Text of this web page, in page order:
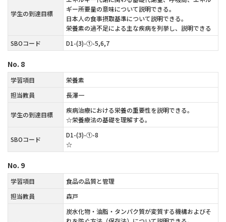
学生の到達目標
ギー所要量の意味について説明できる。
日本人の食事摂取基準について説明できる。
栄養素の過不足による主な疾病を列挙し、説明できる
SBOコード
D1-(3)-①-5,6,7
No. 8
学習項目
栄養素
担当教員
長澤一
学生の到達目標
疾病治療における栄養の重要性を説明できる。
☆栄養療法の基礎を理解する。
SBOコード
D1-(3)-①-8
☆
No. 9
学習項目
食品の品質と管理
担当教員
森戸
炭水化物・油脂・タンパク質が変質する機構およびそ